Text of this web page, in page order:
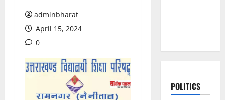
adminbharat
April 15, 2024
0
POLITICS